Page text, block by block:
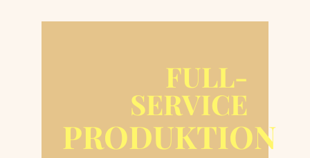
FULL-
SERVICE
PRODUKTION